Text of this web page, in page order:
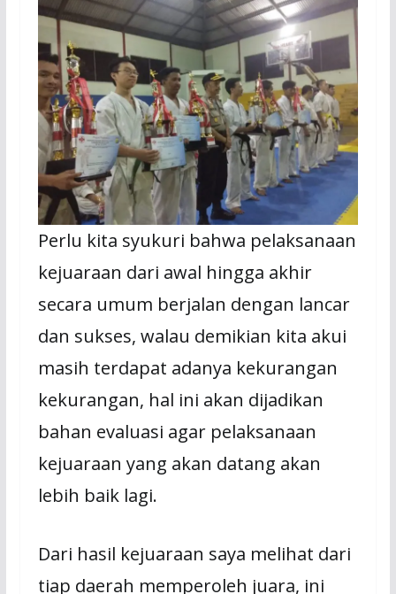
Perlu kita syukuri bahwa pelaksanaan
kejuaraan dari awal hingga akhir
secara umum berjalan dengan lancar
dan sukses, walau demikian kita akui
masih terdapat adanya kekurangan
kekurangan, hal ini akan dijadikan
bahan evaluasi agar pelaksanaan
kejuaraan yang akan datang akan
lebih baik lagi.
Dari hasil kejuaraan saya melihat dari
tiap daerah memperoleh juara, ini